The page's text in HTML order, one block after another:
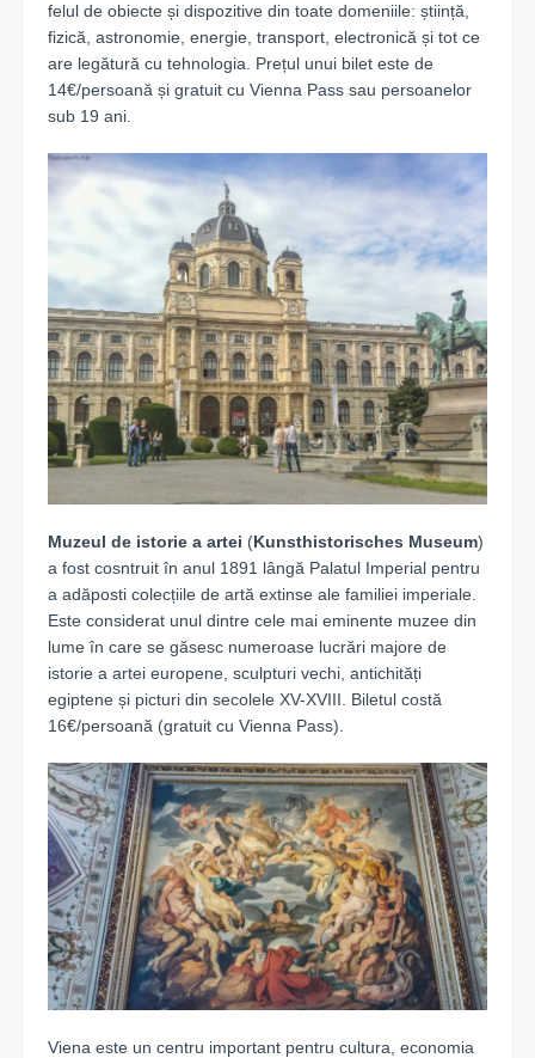
felul de obiecte și dispozitive din toate domeniile: știință,
fizică, astronomie, energie, transport, electronică și tot ce
are legătură cu tehnologia. Prețul unui bilet este de
14€/persoană și gratuit cu Vienna Pass sau persoanelor
sub 19 ani.
Muzeul de istorie a artei (Kunsthistorisches Museum)
a fost cosntruit în anul 1891 lângă Palatul Imperial pentru
a adăposti colecțiile de artă extinse ale familiei imperiale.
Este considerat unul dintre cele mai eminente muzee din
lume în care se găsesc numeroase lucrări majore de
istorie a artei europene, sculpturi vechi, antichități
egiptene și picturi din secolele XV-XVIII. Biletul costă
16€/persoană (gratuit cu Vienna Pass).
Viena este un centru important pentru cultura, economia